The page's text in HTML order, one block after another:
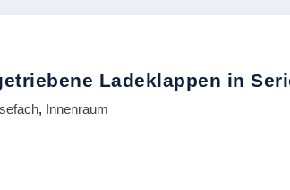
Ladeklappen in
, Innenraum